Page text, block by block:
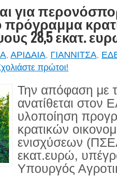
για
πρόγραμμα
28,5 εκατ.
, ΑΡΙΔΑΙΑ, ΓΙΑΝΝΙΤΣΑ,
πρώτοι!
Την απόφαση με
ανατίθεται στον
υλοποίηση
κρατικών
ενισχύσεων
εκατ.ευρώ,
Υπουργός